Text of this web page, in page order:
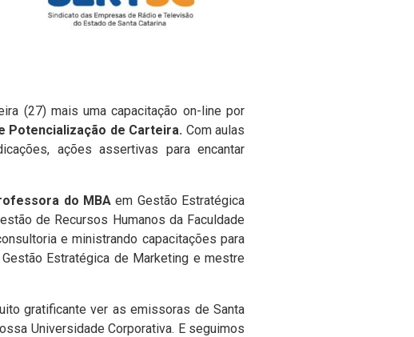
(27) mais uma capacitação on-line por
Potencialização de Carteira. Com aulas
ações assertivas para encantar
do MBA em Gestão Estratégica
de Recursos Humanos da Faculdade
e ministrando capacitações para
Estratégica de Marketing e mestre
gratificante ver as emissoras de Santa
Universidade Corporativa. E seguimos